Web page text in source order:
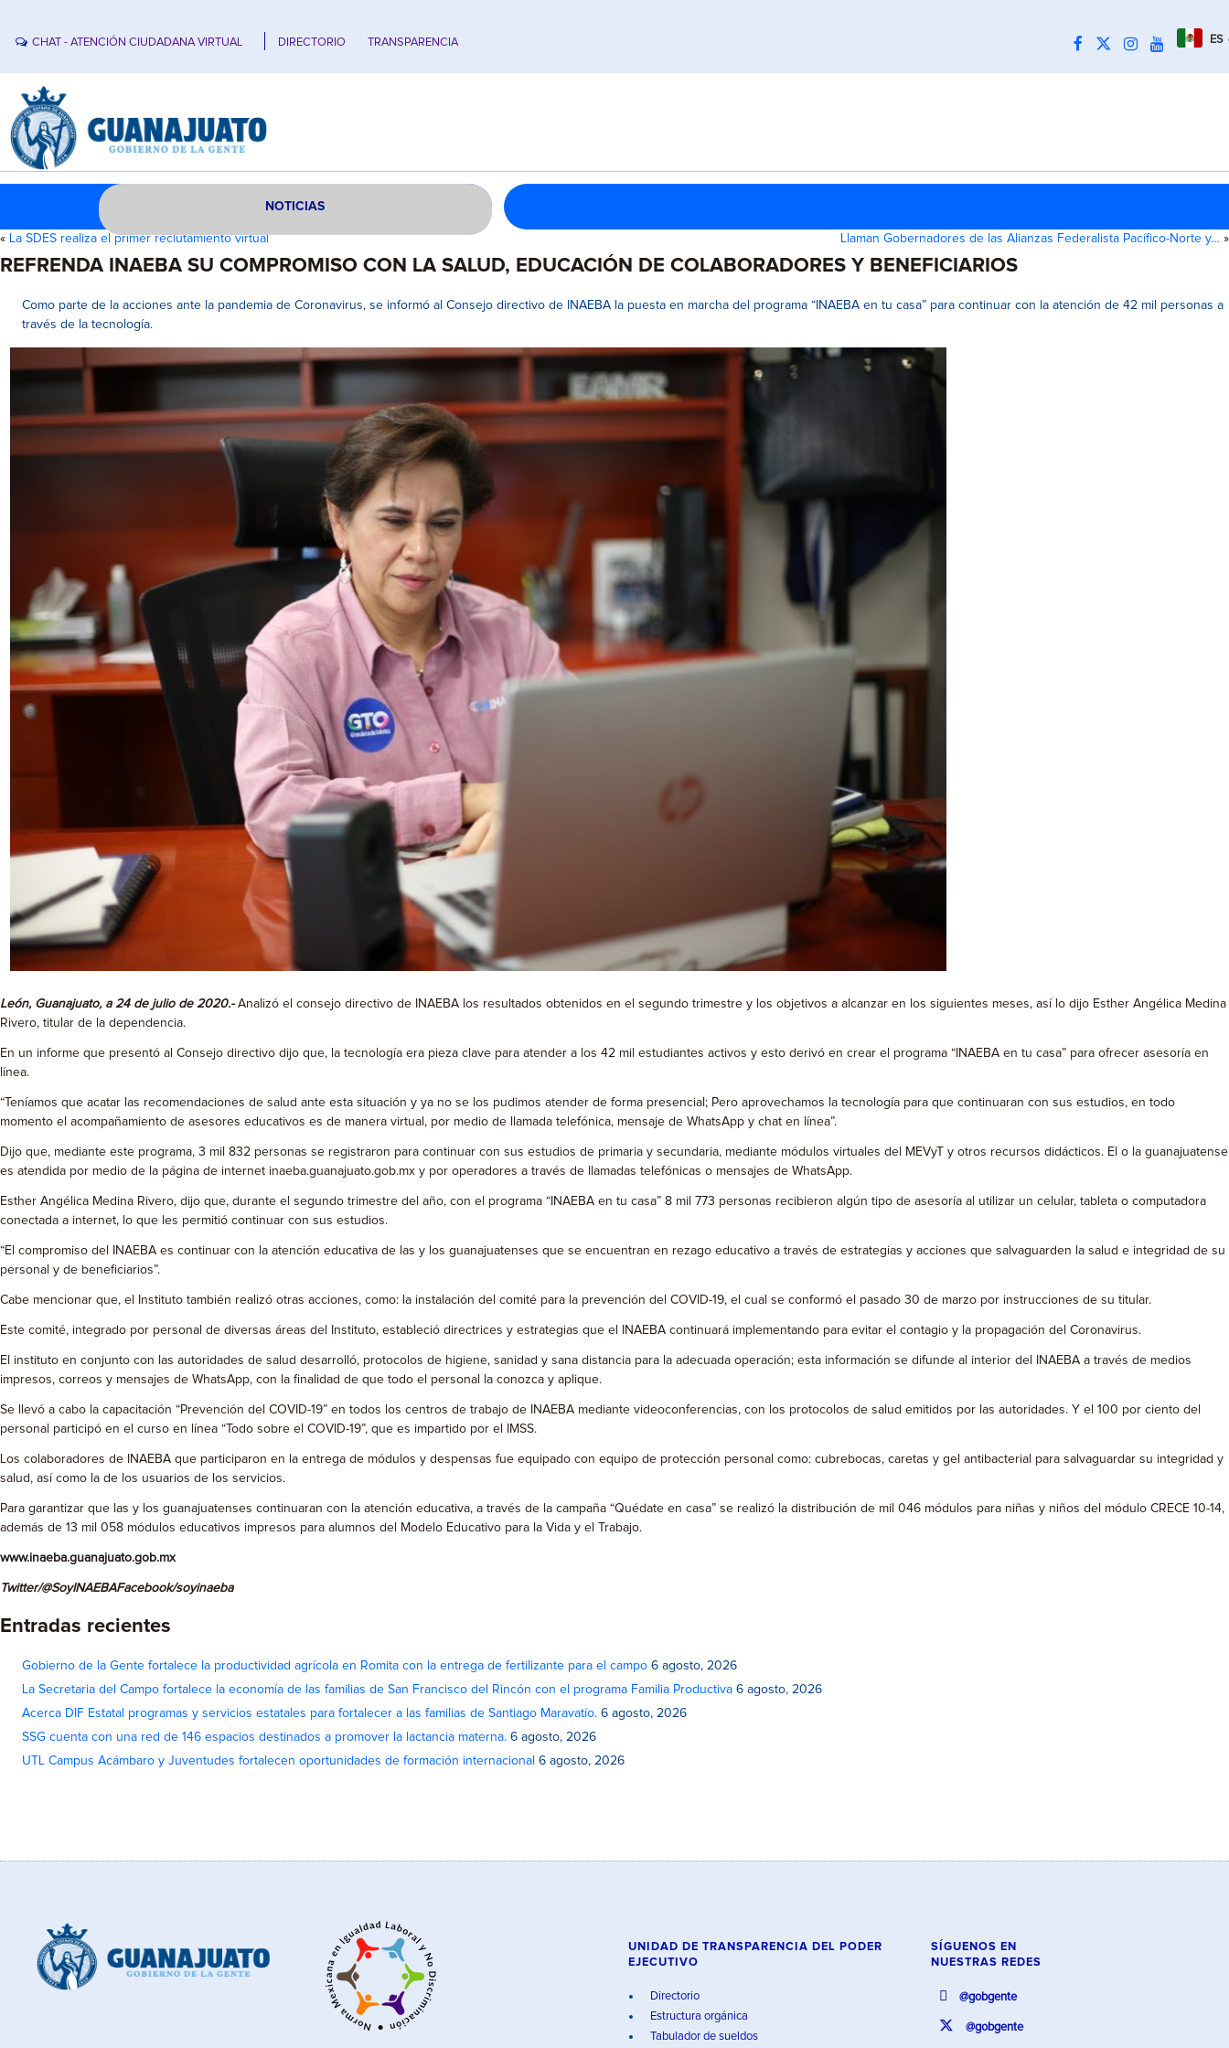
CHAT - ATENCIÓN CIUDADANA VIRTUAL DIRECTORIO TRANSPARENCIA ES
NOTICIAS
« La SDES realiza el primer reclutamiento virtual Llaman Gobernadores de las Alianzas Federalista Pacífico-Norte y… »
REFRENDA INAEBA SU COMPROMISO CON LA SALUD, EDUCACIÓN DE COLABORADORES Y BENEFICIARIOS
Como parte de la acciones ante la pandemia de Coronavirus, se informó al Consejo directivo de INAEBA la puesta en marcha del programa “INAEBA en tu casa” para continuar con la atención de 42 mil personas a
través de la tecnología.
León, Guanajuato, a 24 de julio de 2020.-Analizó el consejo directivo de INAEBA los resultados obtenidos en el segundo trimestre y los objetivos a alcanzar en los siguientes meses, así lo dijo Esther Angélica Medina
Rivero, titular de la dependencia.
En un informe que presentó al Consejo directivo dijo que, la tecnología era pieza clave para atender a los 42 mil estudiantes activos y esto derivó en crear el programa “INAEBA en tu casa” para ofrecer asesoría en
línea.
“Teníamos que acatar las recomendaciones de salud ante esta situación y ya no se los pudimos atender de forma presencial; Pero aprovechamos la tecnología para que continuaran con sus estudios, en todo
momento el acompañamiento de asesores educativos es de manera virtual, por medio de llamada telefónica, mensaje de WhatsApp y chat en línea”.
Dijo que, mediante este programa, 3 mil 832 personas se registraron para continuar con sus estudios de primaria y secundaria, mediante módulos virtuales del MEVyT y otros recursos didácticos. El o la guanajuatense
es atendida por medio de la página de internet inaeba.guanajuato.gob.mx y por operadores a través de llamadas telefónicas o mensajes de WhatsApp.
Esther Angélica Medina Rivero, dijo que, durante el segundo trimestre del año, con el programa “INAEBA en tu casa” 8 mil 773 personas recibieron algún tipo de asesoría al utilizar un celular, tableta o computadora
conectada a internet, lo que les permitió continuar con sus estudios.
“El compromiso del INAEBA es continuar con la atención educativa de las y los guanajuatenses que se encuentran en rezago educativo a través de estrategias y acciones que salvaguarden la salud e integridad de su
personal y de beneficiarios”.
Cabe mencionar que, el Instituto también realizó otras acciones, como: la instalación del comité para la prevención del COVID-19, el cual se conformó el pasado 30 de marzo por instrucciones de su titular.
Este comité, integrado por personal de diversas áreas del Instituto, estableció directrices y estrategias que el INAEBA continuará implementando para evitar el contagio y la propagación del Coronavirus.
El instituto en conjunto con las autoridades de salud desarrolló, protocolos de higiene, sanidad y sana distancia para la adecuada operación; esta información se difunde al interior del INAEBA a través de medios
impresos, correos y mensajes de WhatsApp, con la finalidad de que todo el personal la conozca y aplique.
Se llevó a cabo la capacitación “Prevención del COVID-19” en todos los centros de trabajo de INAEBA mediante videoconferencias, con los protocolos de salud emitidos por las autoridades. Y el 100 por ciento del
personal participó en el curso en línea “Todo sobre el COVID-19”, que es impartido por el IMSS.
Los colaboradores de INAEBA que participaron en la entrega de módulos y despensas fue equipado con equipo de protección personal como: cubrebocas, caretas y gel antibacterial para salvaguardar su integridad y
salud, así como la de los usuarios de los servicios.
Para garantizar que las y los guanajuatenses continuaran con la atención educativa, a través de la campaña “Quédate en casa” se realizó la distribución de mil 046 módulos para niñas y niños del módulo CRECE 10-14,
además de 13 mil 058 módulos educativos impresos para alumnos del Modelo Educativo para la Vida y el Trabajo.
www.inaeba.guanajuato.gob.mx
Twitter/@SoyINAEBAFacebook/soyinaeba
Entradas recientes
Gobierno de la Gente fortalece la productividad agrícola en Romita con la entrega de fertilizante para el campo 6 agosto, 2026
La Secretaria del Campo fortalece la economía de las familias de San Francisco del Rincón con el programa Familia Productiva 6 agosto, 2026
Acerca DIF Estatal programas y servicios estatales para fortalecer a las familias de Santiago Maravatío. 6 agosto, 2026
SSG cuenta con una red de 146 espacios destinados a promover la lactancia materna. 6 agosto, 2026
UTL Campus Acámbaro y Juventudes fortalecen oportunidades de formación internacional 6 agosto, 2026
UNIDAD DE TRANSPARENCIA DEL PODER
EJECUTIVO
Directorio
Estructura orgánica
Tabulador de sueldos
SÍGUENOS EN
NUESTRAS REDES
@gobgente
@gobgente